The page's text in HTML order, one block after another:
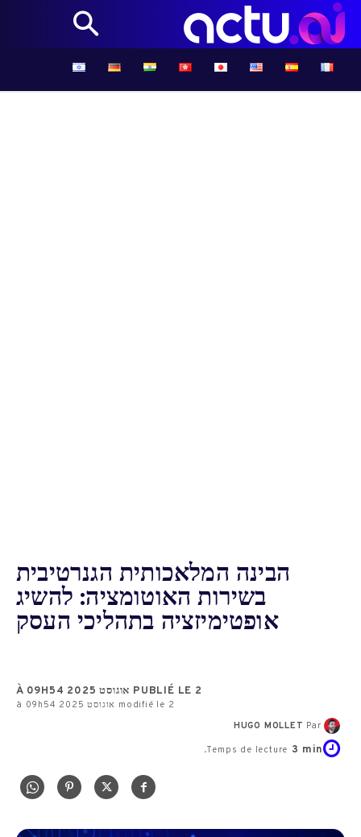
הבינה המלאכותית הגנרטיבית
בשירות האוטומציה: להשיג
אופטימיזציה בתהליכי העסק
PUBLIÉ LE 2 אוגוסט 2025 À 09H54
modifié le 2 אוגוסט 2025 à 09h54
Par
HUGO MOLLET
Temps de lecture 3 min.